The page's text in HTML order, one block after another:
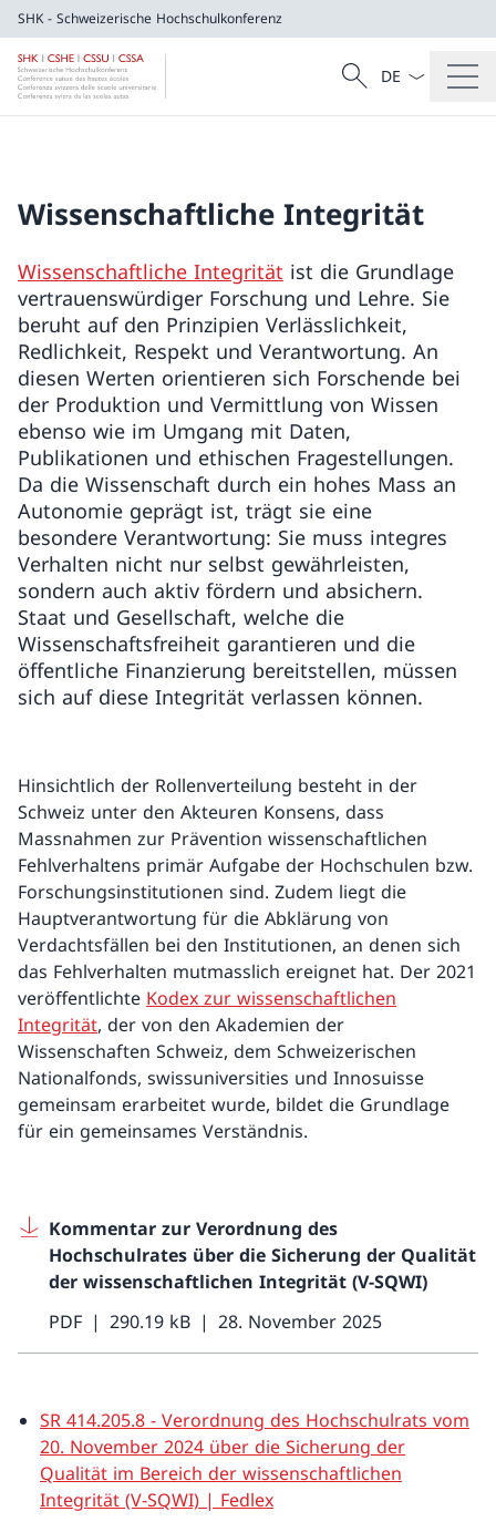
SHK - Schweizerische Hochschulkonferenz
SHK - Schweizerische
Suche
Suche
Sprach
Wissenschaftliche Integrität
Wissenschaftliche Integrität ist die Grundlage
vertrauenswürdiger Forschung und Lehre. Sie
beruht auf den Prinzipien Verlässlichkeit,
Redlichkeit, Respekt und Verantwortung. An
diesen Werten orientieren sich Forschende bei
der Produktion und Vermittlung von Wissen
ebenso wie im Umgang mit Daten,
Publikationen und ethischen Fragestellungen.
Da die Wissenschaft durch ein hohes Mass an
Autonomie geprägt ist, trägt sie eine
besondere Verantwortung: Sie muss integres
Verhalten nicht nur selbst gewährleisten,
sondern auch aktiv fördern und absichern.
Staat und Gesellschaft, welche die
Wissenschaftsfreiheit garantieren und die
öffentliche Finanzierung bereitstellen, müssen
sich auf diese Integrität verlassen können.
Hinsichtlich der Rollenverteilung besteht in der
Schweiz unter den Akteuren Konsens, dass
Massnahmen zur Prävention wissenschaftlichen
Fehlverhaltens primär Aufgabe der Hochschulen bzw.
Forschungsinstitutionen sind. Zudem liegt die
Hauptverantwortung für die Abklärung von
Verdachtsfällen bei den Institutionen, an denen sich
das Fehlverhalten mutmasslich ereignet hat. Der 2021
veröffentlichte Kodex zur wissenschaftlichen
Integrität, der von den Akademien der
Wissenschaften Schweiz, dem Schweizerischen
Nationalfonds, swissuniversities und Innosuisse
gemeinsam erarbeitet wurde, bildet die Grundlage
für ein gemeinsames Verständnis.
Kommentar zur Verordnung des
Hochschulrates über die Sicherung der Qualität
der wissenschaftlichen Integrität (V-SQWI)
PDF
290.19 kB 28. November 2025
SR 414.205.8 - Verordnung des Hochschulrats vom
20. November 2024 über die Sicherung der
Qualität im Bereich der wissenschaftlichen
Integrität (V-SQWI) | Fedlex